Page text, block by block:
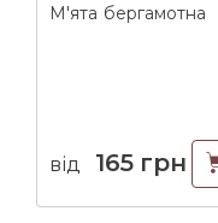
М'ята бергамотна
від 165 грн